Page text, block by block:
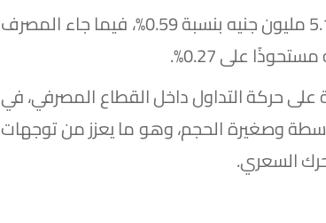
كما سجل كريدي أجريكول مصر قيمة تداول بلغت 5.15 مليون جنيه بنسبة 0.59%، فيما جاء المصرف
حركة التداول داخل القطاع المصرفي، في
وصغيرة الحجم، وهو ما يعزز من توجهات
السعري.